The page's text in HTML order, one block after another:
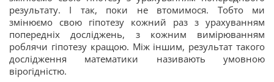
результату. І так, поки не втомимося. Тобто ми
змінюємо свою гіпотезу кожний раз з урахуванням
попередніх досліджень, з кожним вимірюванням
роблячи гіпотезу кращою. Між іншим, результат такого
дослідження математики називають умовною
вірогідністю.